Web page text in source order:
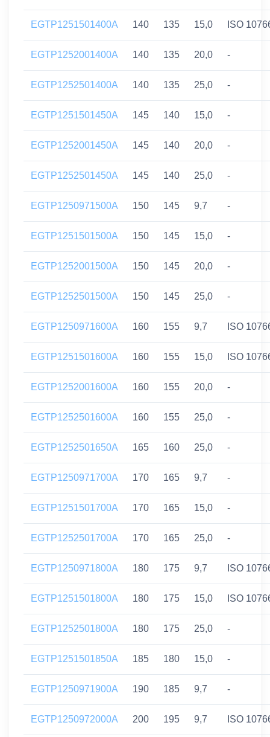
EGTP1251501400A 140 135 15,0 ISO
EGTP1252001400A 140 135 20,0 -
EGTP1252501400A 140 135 25,0 -
EGTP1251501450A 145 140 15,0 -
EGTP1252001450A 145 140 20,0 -
EGTP1252501450A 145 140 25,0 -
EGTP1250971500A 150 145 9,7 -
EGTP1251501500A 150 145 15,0 -
EGTP1252001500A 150 145 20,0 -
EGTP1252501500A 150 145 25,0 -
EGTP1250971600A 160 155 9,7 ISO
EGTP1251501600A 160 155 15,0 ISO
EGTP1252001600A 160 155 20,0 -
EGTP1252501600A 160 155 25,0 -
EGTP1252501650A 165 160 25,0 -
EGTP1250971700A 170 165 9,7 -
EGTP1251501700A 170 165 15,0 -
EGTP1252501700A 170 165 25,0 -
EGTP1250971800A 180 175 9,7 ISO
EGTP1251501800A 180 175 15,0 ISO
EGTP1252501800A 180 175 25,0 -
EGTP1251501850A 185 180 15,0 -
EGTP1250971900A 190 185 9,7 -
EGTP1250972000A 200 195 9,7 ISO